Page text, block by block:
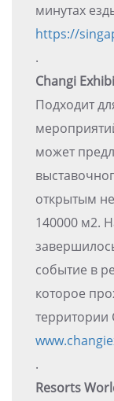
минутах
https://
.
Changi
Подходит
может
открытым
140000 м2.
событие в
которое
территории
.
Resorts